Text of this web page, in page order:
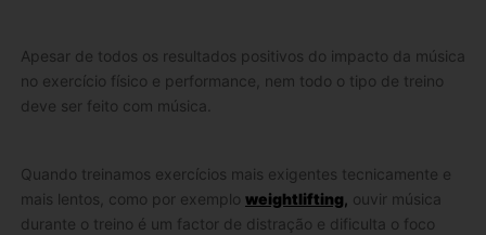
Apesar de todos os resultados positivos do impacto da música
no exercício físico e performance, nem todo o tipo de treino
deve ser feito com música.
Quando treinamos exercícios mais exigentes tecnicamente e
mais lentos, como por exemplo weightlifting ouvir música
durante o treino é um factor de distração e dificulta o foco